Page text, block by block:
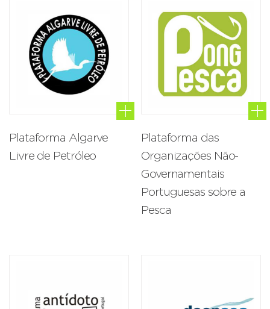
Plataforma Algarve
Livre de Petróleo
Plataforma das
Organizações Não-
Governamentais
Portuguesas sobre a
Pesca